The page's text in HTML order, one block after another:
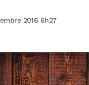
2016 6h27